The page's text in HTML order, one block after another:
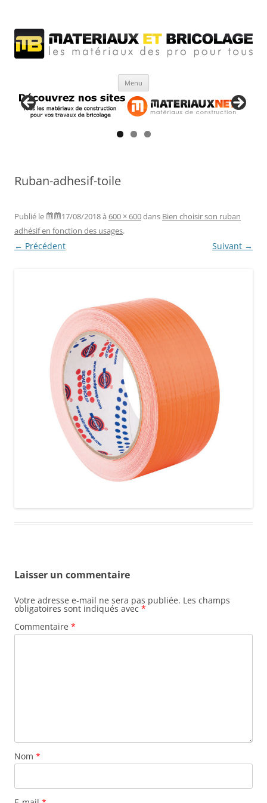
Menu
Ruban-adhesif-toile
Publié le 17/08/2018à 600 × 600dans Bien choisir son ruban
adhésif en fonction des usages.
← Précédent Suivant →
Laisser un commentaire
Votre adresse e-mail ne sera pas publiée. Les champs
obligatoires sont indiqués avec *
Commentaire *
Nom *